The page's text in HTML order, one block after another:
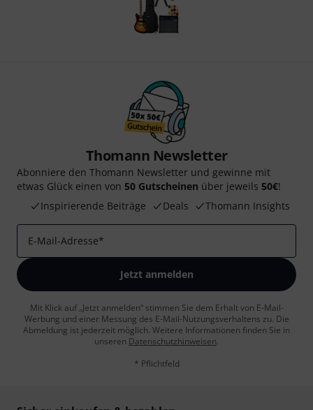
Thomann Newsletter
Abonniere den Thomann Newsletter und gewinne mit
etwas Glück einen von 50 Gutscheinen über jeweils 50€!
Inspirierende Beiträge
Deals Thomann Insights
E-Mail-Adresse*
Jetzt anmelden
Mit Klick auf „Jetzt anmelden“ stimmen Sie dem Erhalt von E-Mail-
Werbung und einer Messung des E-Mail-Nutzungsverhaltens zu. Die
Abmeldung ist jederzeit möglich. Weitere Informationen finden Sie in
unseren Datenschutzhinweisen.
* Pflichtfeld